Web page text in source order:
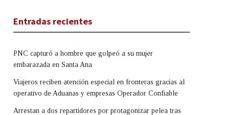
Entradas recientes
PNC capturó a hombre que golpeó a su mujer
embarazada en Santa Ana
Viajeros reciben atención especial en fronteras gracias al
operativo de Aduanas y empresas Operador Confiable
Arrestan a dos repartidores por protagonizar pelea tras